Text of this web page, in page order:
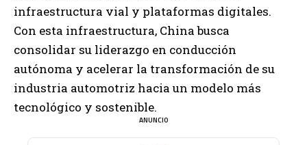
infraestructura vial y plataformas digitales.
Con esta infraestructura, China busca
consolidar su liderazgo en conducción
autónoma y acelerar la transformación de su
industria automotriz hacia un modelo más
tecnológico y sostenible.
ANUNCIO